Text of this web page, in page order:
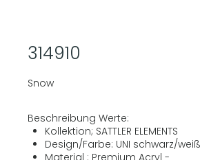
314910
Snow
Beschreibung Werte:
Kollektion; SATTLER ELEMENTS
Design/Farbe: UNI schwarz/weiß